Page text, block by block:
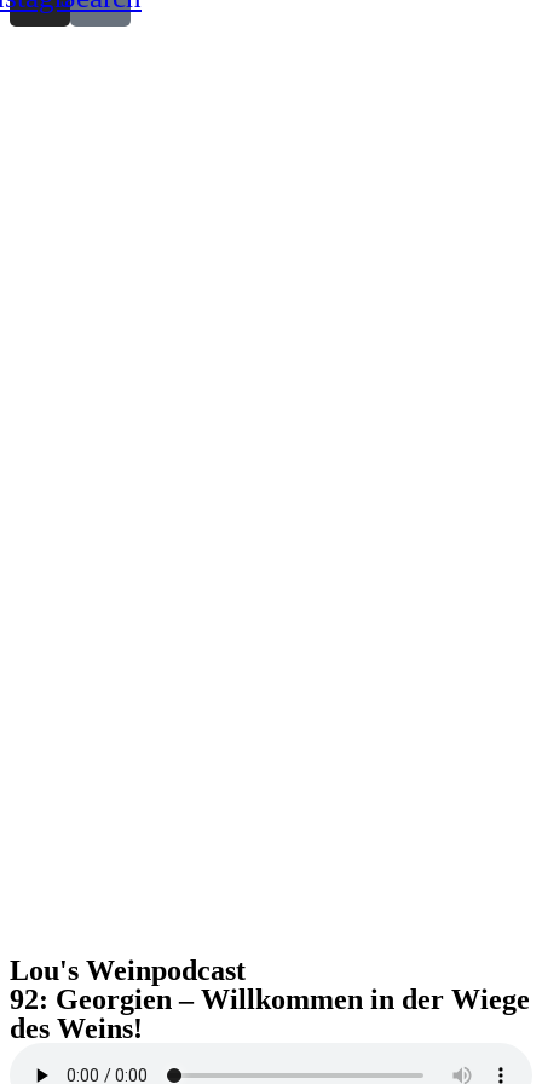
Lou's Weinpodcast
92: Georgien – Willkommen in der Wiege
des Weins!